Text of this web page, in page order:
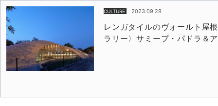
CULTURE 2023.09.28
レンガタイルのヴォールト屋
ラリー〉サミープ・パドラ＆